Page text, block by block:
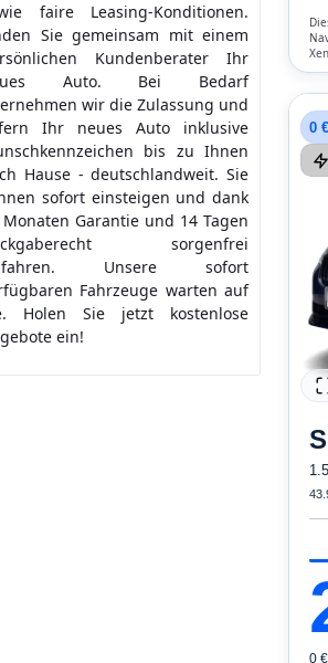
faire Leasing-Konditionen.
Sie gemeinsam mit einem
Kundenberater Ihr
Auto. Bei Bedarf
wir die Zulassung und
Ihr neues Auto inklusive
bis zu Ihnen
Hause - deutschlandweit. Sie
sofort einsteigen und dank
Monaten Garantie und 14 Tagen
sorgenfrei
Unsere sofort
Fahrzeuge warten auf
Holen Sie jetzt kostenlose
ein!
0
0